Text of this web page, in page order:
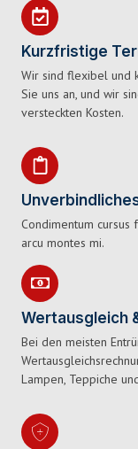
Kurzfristige
Wir sind flexibel und
Sie uns an, und wir
versteckten Kosten.
Condimentum
arcu montes mi.
Wertausgleich
Bei den meisten
Lampen, Teppiche